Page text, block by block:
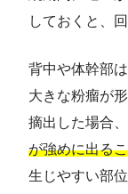
しておくと、
背中や体幹部
大きな粉瘤が
摘出した場合
が強めに出る
生じやすい部